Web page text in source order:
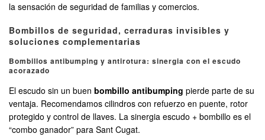
la sensación de seguridad de familias y comercios.
Bombillos de seguridad, cerraduras invisibles y
soluciones complementarias
Bombillos antibumping y antirotura: sinergia con el escudo
acorazado
El escudo sin un buen bombillo antibumping pierde parte de su
ventaja. Recomendamos cilindros con refuerzo en puente, rotor
protegido y control de llaves. La sinergia escudo + bombillo es el
“combo ganador” para Sant Cugat.